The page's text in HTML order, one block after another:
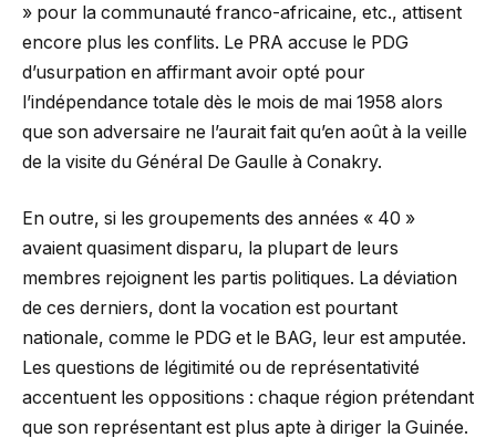
» pour la communauté franco-africaine, etc., attisent
encore plus les conflits. Le PRA accuse le PDG
d’usurpation en affirmant avoir opté pour
l’indépendance totale dès le mois de mai 1958 alors
que son adversaire ne l’aurait fait qu’en août à la veille
de la visite du Général De Gaulle à Conakry.
En outre, si les groupements des années « 40 »
avaient quasiment disparu, la plupart de leurs
membres rejoignent les partis politiques. La déviation
de ces derniers, dont la vocation est pourtant
nationale, comme le PDG et le BAG, leur est amputée.
Les questions de légitimité ou de représentativité
accentuent les oppositions : chaque région prétendant
que son représentant est plus apte à diriger la Guinée.